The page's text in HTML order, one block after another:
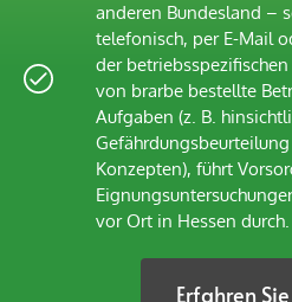
anderen Bundesland –
telefonisch, per E-Mail
der
von brarbe bestellte
Aufgaben (z. B.
Konzepten), führt
vor Ort in Hessen durch.
Erfahren